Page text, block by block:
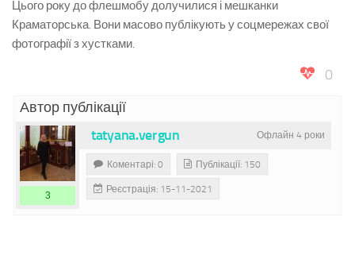
Цього року до флешмобу долучилися і мешканки
Краматорська. Вони масово публікують у соцмережах свої
фотографії з хустками.
0
Автор публікації
Офлайн 4 роки
tatyana.vergun
3
Коментарі: 0 Публікації: 150
Реєстрація: 15-11-2021